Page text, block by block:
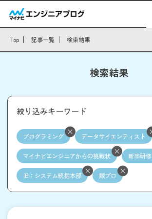
Top 記事一覧 検索結果
検索結果
絞り込みキーワード
プログラミング データサイエンティスト
マイナビエンジニアからの挑戦状 新卒研修
旧：システム統括本部 競プロ